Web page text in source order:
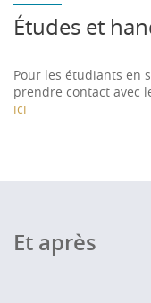
Études et
Pour les étudiants en
prendre contact avec
ici
Et après